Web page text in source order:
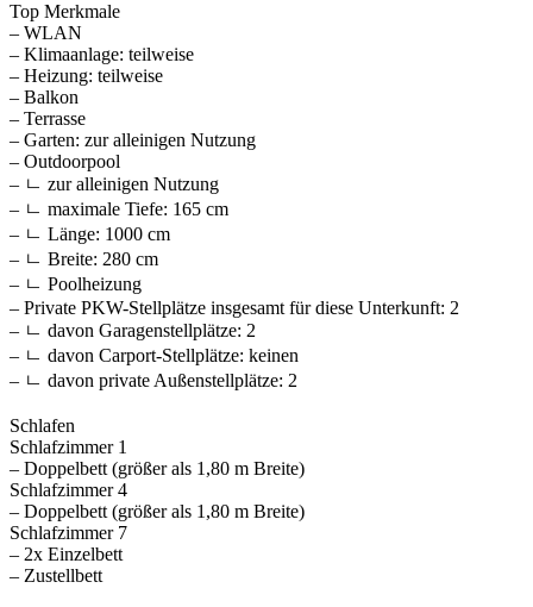
Top Merkmale
– WLAN
– Klimaanlage: teilweise
– Heizung: teilweise
– Balkon
– Terrasse
– Garten: zur alleinigen Nutzung
– Outdoorpool
– ㄴ zur alleinigen Nutzung
– ㄴ maximale Tiefe: 165 cm
– ㄴ Länge: 1000 cm
– ㄴ Breite: 280 cm
– ㄴ Poolheizung
– Private PKW-Stellplätze insgesamt für diese Unterkunft: 2
– ㄴ davon Garagenstellplätze: 2
– ㄴ davon Carport-Stellplätze: keinen
– ㄴ davon private Außen­stellplätze: 2
Schlafen
Schlafzimmer 1
– Doppelbett (größer als 1,80 m Breite)
Schlafzimmer 4
– Doppelbett (größer als 1,80 m Breite)
Schlafzimmer 7
– 2x Einzelbett
– Zustellbett